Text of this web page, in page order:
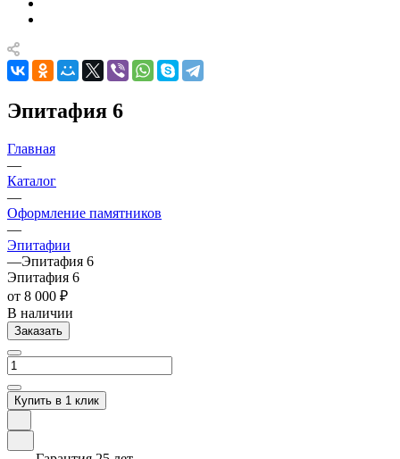
Эпитафия 6
Главная
—
Каталог
—
Оформление памятников
—
Эпитафии
—Эпитафия 6
Эпитафия 6
от 8 000 ₽
В наличии
Заказать
Купить в 1 клик